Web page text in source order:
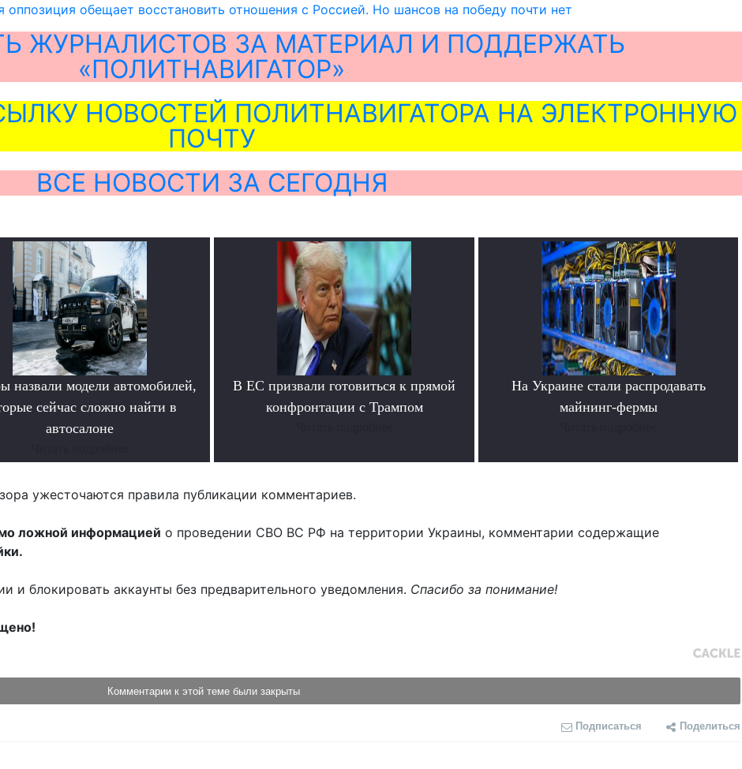
оппозиция обещает восстановить отношения с Россией. Но шансов на победу почти нет
ЖУРНАЛИСТОВ ЗА МАТЕРИАЛ И ПОДДЕРЖАТЬ
«ПОЛИТНАВИГАТОР»
НОВОСТЕЙ ПОЛИТНАВИГАТОРА НА ЭЛЕКТРОННУЮ
ПОЧТУ
ВСЕ НОВОСТИ ЗА СЕГОДНЯ
назвали модели автомобилей,
сейчас сложно найти в
автосалоне
В ЕС призвали готовиться к прямой
конфронтации с Трампом
На Украине стали распродавать
майнинг-фермы
ужесточаются правила публикации комментариев.
ложной информацией о проведении СВО ВС РФ на территории Украины, комментарии содержащие
и блокировать аккаунты без предварительного уведомления. Спасибо за понимание!
Комментарии к этой теме были закрыты
Подписаться Поделиться